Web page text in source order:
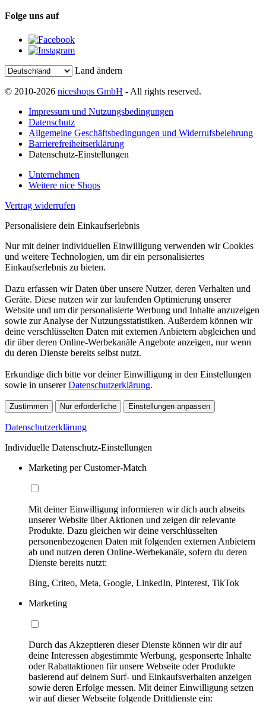
Folge uns auf
Land ändern
© 2010-2026 niceshops GmbH - All rights reserved.
Impressum und Nutzungsbedingungen
Datenschutz
Allgemeine Geschäftsbedingungen und Widerrufsbelehrung
Barrierefreiheitserklärung
Datenschutz-Einstellungen
Unternehmen
Weitere nice Shops
Vertrag widerrufen
Personalisiere dein Einkaufserlebnis
Nur mit deiner individuellen Einwilligung verwenden wir Cookies
und weitere Technologien, um dir ein personalisiertes
Einkaufserlebnis zu bieten.
Dazu erfassen wir Daten über unsere Nutzer, deren Verhalten und
Geräte. Diese nutzen wir zur laufenden Optimierung unserer
Website und um dir personalisierte Werbung und Inhalte anzuzeigen
sowie zur Analyse der Nutzungsstatistiken. Außerdem können wir
deine verschlüsselten Daten mit externen Anbietern abgleichen und
dir über deren Online-Werbekanäle Angebote anzeigen, nur wenn
du deren Dienste bereits selbst nutzt.
Erkundige dich bitte vor deiner Einwilligung in den Einstellungen
sowie in unsererDatenschutzerklärung.
Zustimmen Nur erforderliche Einstellungen anpassen
Datenschutzerklärung
Individuelle Datenschutz-Einstellungen
Marketing per Customer-Match
Mit deiner Einwilligung informieren wir dich auch abseits
unserer Website über Aktionen und zeigen dir relevante
Produkte. Dazu gleichen wir deine verschlüsselten
personenbezogenen Daten mit folgenden externen Anbietern
ab und nutzen deren Online-Werbekanäle, sofern du deren
Dienste bereits nutzt:
Bing, Criteo, Meta, Google, LinkedIn, Pinterest, TikTok
Marketing
Durch das Akzeptieren dieser Dienste können wir dir auf
deine Interessen abgestimmte Werbung, gesponserte Inhalte
oder Rabattaktionen für unsere Webseite oder Produkte
basierend auf deinem Surf- und Einkaufsverhalten anzeigen
sowie deren Erfolge messen. Mit deiner Einwilligung setzen
wir auf dieser Webseite folgende Drittdienste ein: